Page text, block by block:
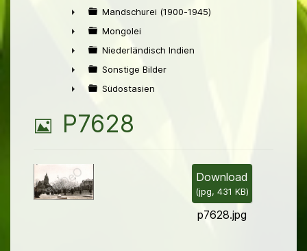
►
►
Mandschurei (1900-1945)
►
Mongolei
►
Niederländisch Indien
►
Sonstige Bilder
Südostasien
B
l
P7628
Download
(jpg, 431 KB)
p7628.jpg